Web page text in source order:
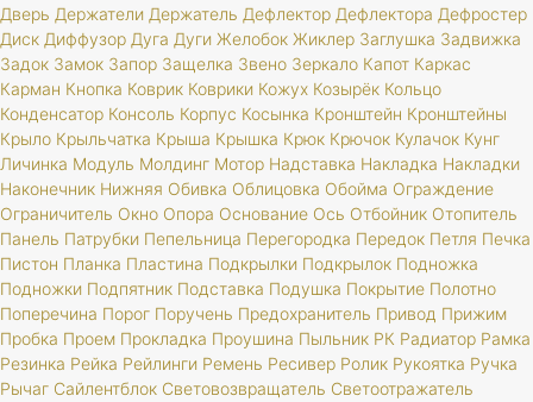
Дверь Держатели Держатель Дефлектор Дефлектора Дефростер
Диск Диффузор Дуга Дуги Желобок Жиклер Заглушка Задвижка
Задок Замок Запор Защелка Звено Зеркало Капот Каркас
Карман Кнопка Коврик Коврики Кожух Козырёк Кольцо
Конденсатор Консоль Корпус Косынка Кронштейн Кронштейны
Крыло Крыльчатка Крыша Крышка Крюк Крючок Кулачок Кунг
Личинка Модуль Молдинг Мотор Надставка Накладка Накладки
Наконечник Нижняя Обивка Облицовка Обойма Ограждение
Ограничитель Окно Опора Основание Ось Отбойник Отопитель
Панель Патрубки Пепельница Перегородка Передок Петля Печка
Пистон Планка Пластина Подкрылки Подкрылок Подножка
Подножки Подпятник Подставка Подушка Покрытие Полотно
Поперечина Порог Поручень Предохранитель Привод Прижим
Пробка Проем Прокладка Проушина Пыльник РК Радиатор Рамка
Резинка Рейка Рейлинги Ремень Ресивер Ролик Рукоятка Ручка
Рычаг Сайлентблок Световозвращатель Светоотражатель